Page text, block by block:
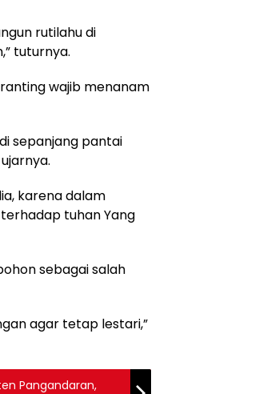
rutilahu di
tuturnya.
wajib menanam
sepanjang pantai
karena dalam
tuhan Yang
sebagai salah
agar tetap lestari,”
Pangandaran,